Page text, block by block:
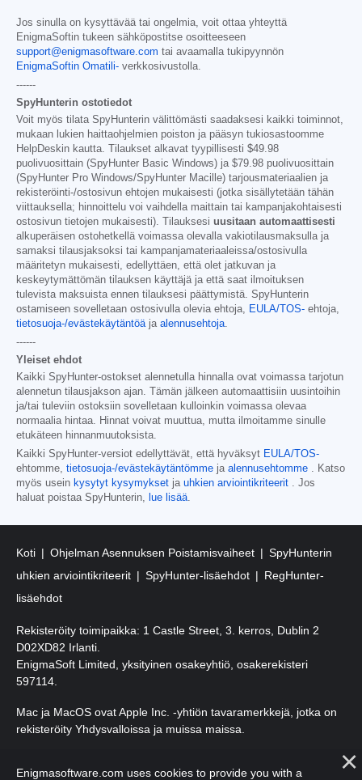
Jos sinulla on kysyttävää tai ongelmia, voit ottaa yhteyttä
EnigmaSoftin tukeen sähköpostitse osoitteeseen
support@enigmasoftware.com tai avaamalla tukipyynnön
EnigmaSoftin Omatili- verkkosivustolla.
------
SpyHunterin ostotiedot
Voit myös tilata SpyHunterin välittömästi saadaksesi kaikki toiminnot,
mukaan lukien haittaohjelmien poiston ja pääsyn tukiosastoomme
HelpDeskin kautta. Tilaukset alkavat tyypillisesti $49.98
puolivuosittain (SpyHunter Basic Windows) ja $79.98 puolivuosittain
(SpyHunter Pro Windows/SpyHunter Macille) tarjousmateriaalien ja
rekisteröinti-/ostosivun ehtojen mukaisesti (jotka sisällytetään tähän
viittauksella; hinnoittelu voi vaihdella maittain tai kampanjakohtaisesti
ostosivun tietojen mukaisesti). Tilauksesi uusitaan automaattisesti
alkuperäisen ostohetkellä voimassa olevalla vakiotilausmaksulla ja
samaksi tilausjaksoksi tai kampanjamateriaaleissa/ostosivulla
määritetyn mukaisesti, edellyttäen, että olet jatkuvan ja
keskeytymättömän tilauksen käyttäjä ja että saat ilmoituksen
tulevista maksuista ennen tilauksesi päättymistä. SpyHunterin
ostamiseen sovelletaan ostosivulla olevia ehtoja,
EULA/TOS- ehtoja,
tietosuoja-/evästekäytäntöä ja alennusehtoja
------
Yleiset ehdot
Kaikki SpyHunter-ostokset alennetulla hinnalla ovat voimassa tarjotun
alennetun tilausjakson ajan. Tämän jälkeen automaattisiin uusintoihin
ja/tai tuleviin ostoksiin sovelletaan kulloinkin voimassa olevaa
normaalia hintaa. Hinnat voivat muuttua, mutta ilmoitamme sinulle
etukäteen hinnanmuutoksista.
Kaikki SpyHunter-versiot edellyttävät, että hyväksyt EULA/TOS-
ehtomme, tietosuoja-/evästekäytäntömme ja alennusehtomme . Katso
myös usein kysytyt kysymykset ja uhkien arviointikriteerit . Jos
haluat poistaa SpyHunterin,
lue lisää
Koti Ohjelman Asennuksen Poistamisvaiheet
SpyHunterin
uhkien arviointikriteerit
SpyHunter-lisäehdot
RegHunter-
lisäehdot
Rekisteröity toimipaikka: 1 Castle Street, 3. kerros, Dublin 2
D02XD82 Irlanti.
EnigmaSoft Limited, yksityinen osakeyhtiö, osakerekisteri
597114.
Mac ja MacOS ovat Apple Inc. -yhtiön tavaramerkkejä, jotka on
rekisteröity Yhdysvalloissa ja muissa maissa.
pidätetään.
Enigmasoftware.com uses cookies to provide you with a